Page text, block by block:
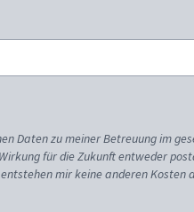
Daten zu meiner Betreuung im
für die Zukunft entweder
mir keine anderen Kosten